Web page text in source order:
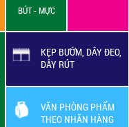
BÚT - MỰC
KẸP BƯỚM, DÂY ĐEO,
DÂY RÚT
VĂN PHÒNG PHẨM
THEO NHÃN HÀNG